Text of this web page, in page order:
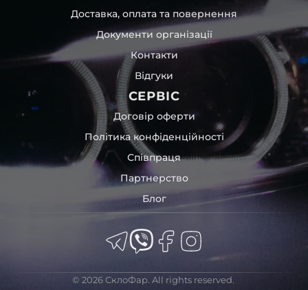
Доставка, оплата та повернення
Документи організації
Контакти
Відгуки
СЕРВІС
Договір оферти
Політика конфіденційності
Співпраця
Партнерство
Блог
© 2026 СклоФар. All rights reserved.